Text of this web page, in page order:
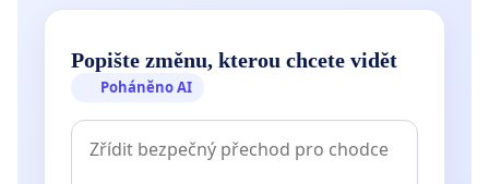
Popište změnu, kterou chcete vidět
Poháněno AI